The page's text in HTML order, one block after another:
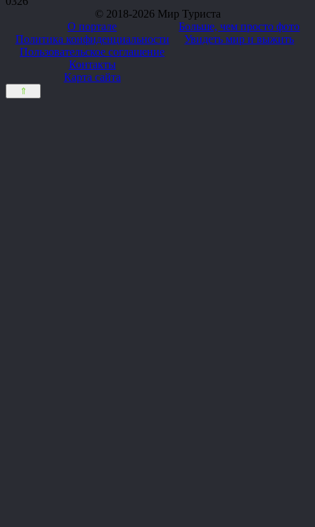
© 2018-2026 Мир Туриста
О портале
Политика конфиденциальности
Пользовательское соглашение
Контакты
Карта сайта
Больше, чем просто фото
Увидеть мир и выжить